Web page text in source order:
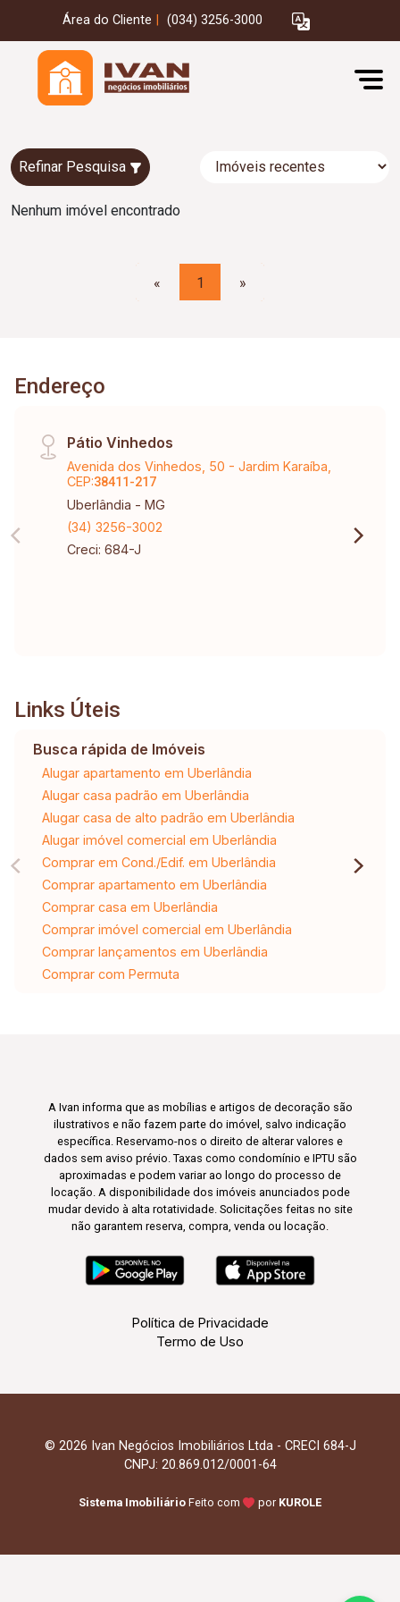
Área do Cliente (034) 3256-3000
Refinar Pesquisa
Nenhum imóvel encontrado
« 1 »
Endereço
Pátio Vinhedos
Avenida dos Vinhedos, 50 - Jardim Karaíba,
CEP:38411-217
Uberlândia - MG
(34) 3256-3002
Creci: 684-J
Links Úteis
Busca rápida de Imóveis
Alugar apartamento em Uberlândia
Alugar casa padrão em Uberlândia
Alugar casa de alto padrão em Uberlândia
Alugar imóvel comercial em Uberlândia
Comprar em Cond./Edif. em Uberlândia
Comprar apartamento em Uberlândia
Comprar casa em Uberlândia
Comprar imóvel comercial em Uberlândia
Comprar lançamentos em Uberlândia
Comprar com Permuta
A Ivan informa que as mobílias e artigos de decoração são
ilustrativos e não fazem parte do imóvel, salvo indicação
específica. Reservamo-nos o direito de alterar valores e
dados sem aviso prévio. Taxas como condomínio e IPTU são
aproximadas e podem variar ao longo do processo de
locação. A disponibilidade dos imóveis anunciados pode
mudar devido à alta rotatividade. Solicitações feitas no site
não garantem reserva, compra, venda ou locação.
Política de Privacidade
Termo de Uso
© 2026 Ivan Negócios Imobiliários Ltda - CRECI 684-J
CNPJ: 20.869.012/0001-64
Sistema Imobiliário Feito com por KUROLE